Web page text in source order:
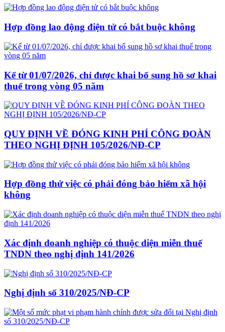
Hợp đồng lao động điện tử có bắt buộc không
Kể từ 01/07/2026, chỉ được khai bổ sung hồ sơ khai
thuế trong vòng 05 năm
QUY ĐỊNH VỀ ĐÓNG KINH PHÍ CÔNG ĐOÀN
THEO NGHỊ ĐỊNH 105/2026/NĐ-CP
Hợp đồng thử việc có phải đóng bảo hiểm xã hội
không
Xác định doanh nghiệp có thuộc diện miễn thuế
TNDN theo nghị định 141/2026
Nghị định số 310/2025/NĐ-CP